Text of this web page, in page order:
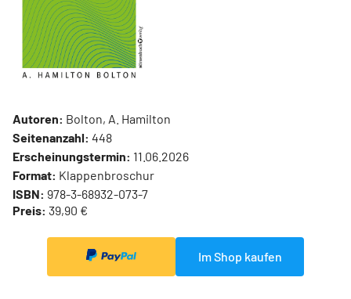
Autoren: Bolton, A. Hamilton
Seitenanzahl: 448
Erscheinungstermin: 11.06.2026
Format: Klappenbroschur
ISBN: 978-3-68932-073-7
Preis: 39,90 €
Im Shop kaufen